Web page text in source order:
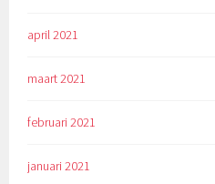
april 2021
maart 2021
februari 2021
januari 2021